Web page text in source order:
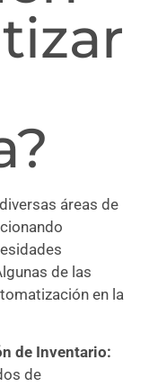
áreas de
de las
en la
de Inventario:
de